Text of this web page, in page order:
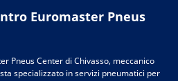
Euromaster Pneus
Pneus Center di Chivasso, meccanico
specializzato in servizi pneumatici per